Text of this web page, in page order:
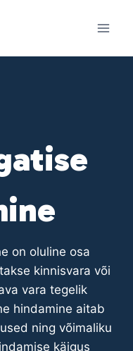
on oluline osa
kinnisvara või
vara tegelik
hindamine aitab
ning võimaliku
käigus